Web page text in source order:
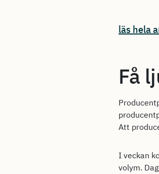
läs hela
Få
Att
I veckan
volym.